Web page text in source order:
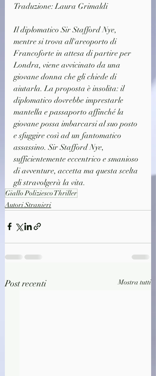
Traduzione: Laura Grimaldi
Il diplomatico Sir Stafford Nye,
mentre si trova all'areoporto di
Francoforte in attesa di partire per
Londra, viene avvicinato da una
giovane donna che gli chiede di
aiutarla. La proposta è insolita: il
diplomatico dovrebbe imprestarle
mantella e passaporto affinché la
giovane possa imbarcarsi al suo posto
e sfuggire così ad un fantomatico
assassino. Sir Stafford Nye,
sufficientemente eccentrico e smanioso
di avventure, accetta ma questa scelta
gli stravolgerà la vita.
Giallo Poliziesco Thriller
Autori Stranieri
Post recenti Mostra tutti